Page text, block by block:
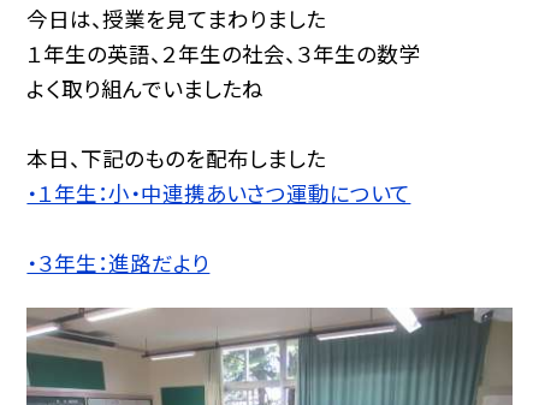
今日は、授業を見てまわりました
１年生の英語、２年生の社会、３年生の数学
よく取り組んでいましたね
本日、下記のものを配布しました
・１年生：小・中連携あいさつ運動について
・３年生：進路だより